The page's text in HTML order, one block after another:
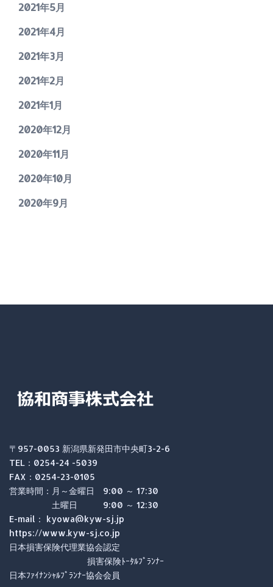
2021年5月
2021年4月
2021年3月
2021年2月
2021年1月
2020年12月
2020年11月
2020年10月
2020年9月
〒957-0053 新潟県新発田市中央町3-2-6
TEL：0254-24 -5039
FAX：0254-23-0105
営業時間：月～金曜日 9:00 ～ 17:30
土曜日 9:00 ～ 12:30
E-mail： kyowa@kyw-sj.jp
https://www.kyw-sj.co.jp
日本損害保険代理業協会認定
損害保険ﾄｰﾀﾙﾌﾟﾗﾝﾅｰ
日本ﾌｧｲﾅﾝｼｬﾙﾌﾟﾗﾝﾅｰ協会会員